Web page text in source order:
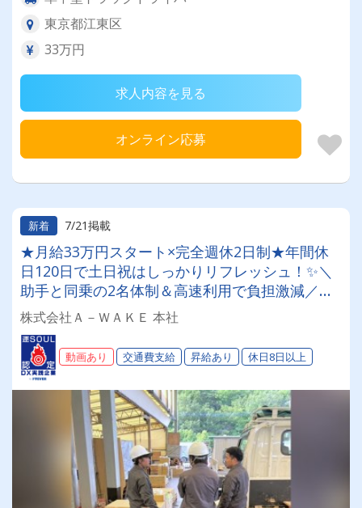
東京都江東区
33万円
求人内容を見る
オンライン応募
新着 7/21掲載
★月給33万円スタート×完全週休2日制★年間休
日120日で土日祝はしっかりリフレッシュ！✨＼
助手と同乗の2名体制＆高速利用で負担激減／残
業月20h以内の好環境◎家賃補助2万円や免許取
得支援など、将来まで安心の厚待遇で働けます！
【什器リース品配送ドライバー】
株式会社Ａ－ＷＡＫＥ 本社
動画あり 交通費支給 昇給あり 休日8日以上